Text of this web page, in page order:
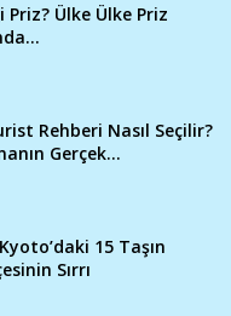
Ülke Ülke Priz
Rehberi Nasıl Seçilir?
Gerçek...
15 Taşın
Sırrı